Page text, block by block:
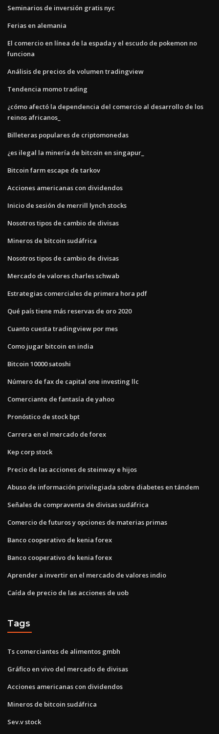
Seminarios de inversión gratis nyc
Ferias en alemania
El comercio en línea de la espada y el escudo de pokemon no
funciona
Análisis de precios de volumen tradingview
Tendencia momo trading
¿cómo afectó la dependencia del comercio al desarrollo de los
reinos africanos_
Billeteras populares de criptomonedas
¿es ilegal la minería de bitcoin en singapur_
Bitcoin farm escape de tarkov
Acciones americanas con dividendos
Inicio de sesión de merrill lynch stocks
Nosotros tipos de cambio de divisas
Mineros de bitcoin sudáfrica
Nosotros tipos de cambio de divisas
Mercado de valores charles schwab
Estrategias comerciales de primera hora pdf
Qué país tiene más reservas de oro 2020
Cuanto cuesta tradingview por mes
Como jugar bitcoin en india
Bitcoin 10000 satoshi
Número de fax de capital one investing llc
Comerciante de fantasía de yahoo
Pronóstico de stock bpt
Carrera en el mercado de forex
Kep corp stock
Precio de las acciones de steinway e hijos
Abuso de información privilegiada sobre diabetes en tándem
Señales de compraventa de divisas sudáfrica
Comercio de futuros y opciones de materias primas
Banco cooperativo de kenia forex
Banco cooperativo de kenia forex
Aprender a invertir en el mercado de valores indio
Caída de precio de las acciones de uob
Tags
Ts comerciantes de alimentos gmbh
Gráfico en vivo del mercado de divisas
Acciones americanas con dividendos
Mineros de bitcoin sudáfrica
Sev.v stock